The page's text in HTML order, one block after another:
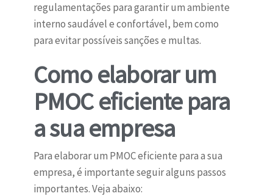
regulamentações para garantir um ambiente
interno saudável e confortável, bem como
para evitar possíveis sanções e multas.
Como elaborar um
PMOC eficiente para
a sua empresa
Para elaborar um PMOC eficiente para a sua
empresa, é importante seguir alguns passos
importantes. Veja abaixo: